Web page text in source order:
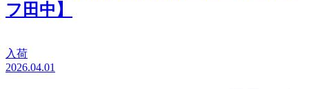
フ田中】
入荷
2026.04.01